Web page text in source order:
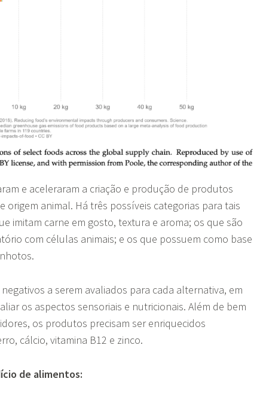
e aceleraram a criação e produção de produtos
origem animal. Há três possíveis categorias para tais
imitam carne em gosto, textura e aroma; os que são
com células animais; e os que possuem como base
a serem avaliados para cada alternativa, em
os aspectos sensoriais e nutricionais. Além de bem
os produtos precisam ser enriquecidos
cálcio, vitamina B12 e zinco.
de alimentos: